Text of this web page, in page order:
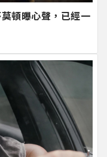
頓曝心聲，已經一